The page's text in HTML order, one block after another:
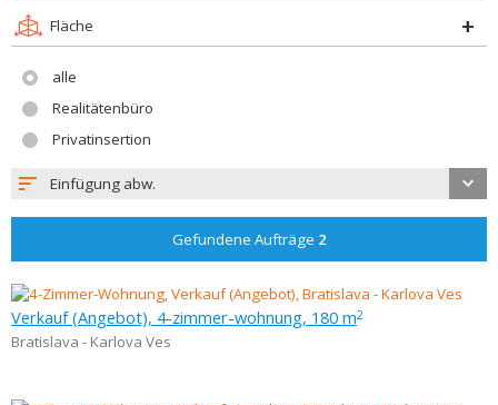
Fläche
alle
Realitätenbüro
Privatinsertion
Einfügung abw.
Gefundene Aufträge 2
Verkauf (Angebot), 4-zimmer-wohnung, 180 m2
Bratislava - Karlova Ves